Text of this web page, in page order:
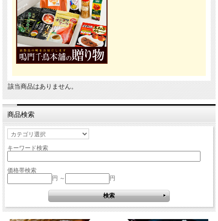
該当商品はありません。
商品検索
キーワード検索
価格帯検索
円 ～
円